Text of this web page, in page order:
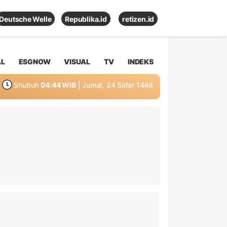
Deutsche Welle Republika.id retizen.id
ESGNOW VISUAL TV INDEKS
Shubuh 04:44 WIB | Jumat, 24 Safar 1448